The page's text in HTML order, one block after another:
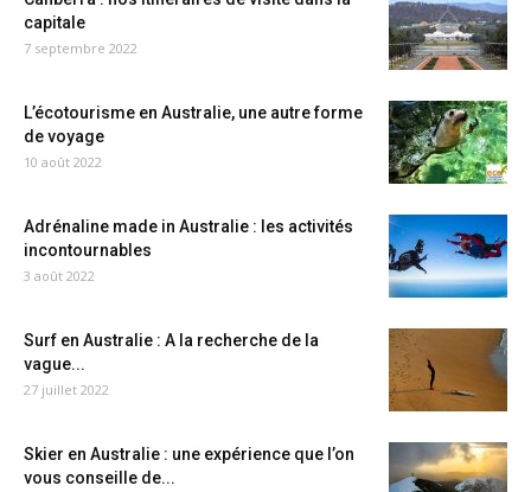
capitale
7 septembre 2022
L’écotourisme en Australie, une autre forme
de voyage
10 août 2022
Adrénaline made in Australie : les activités
incontournables
3 août 2022
Surf en Australie : A la recherche de la
vague...
27 juillet 2022
Skier en Australie : une expérience que l’on
vous conseille de...